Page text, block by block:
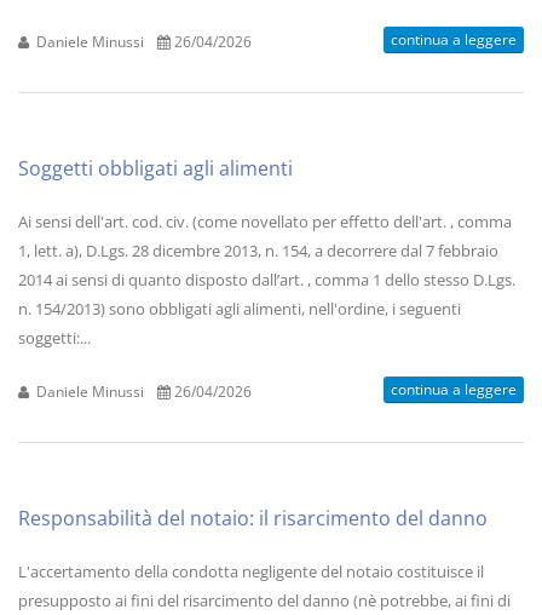
Daniele Minussi 26/04/2026 continua a leggere
Soggetti obbligati agli alimenti
Ai sensi dell'art. cod. civ. (come novellato per effetto dell'art. , comma
1, lett. a), D.Lgs. 28 dicembre 2013, n. 154, a decorrere dal 7 febbraio
2014 ai sensi di quanto disposto dall’art. , comma 1 dello stesso D.Lgs.
n. 154/2013) sono obbligati agli alimenti, nell'ordine, i seguenti
soggetti:...
Daniele Minussi 26/04/2026 continua a leggere
Responsabilità del notaio: il risarcimento del danno
L'accertamento della condotta negligente del notaio costituisce il
presupposto ai fini del risarcimento del danno (nè potrebbe, ai fini di